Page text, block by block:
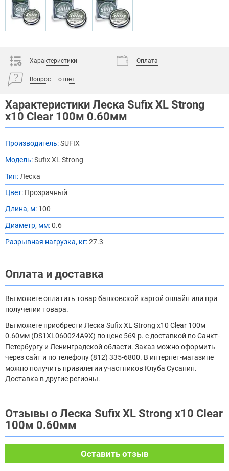
Характеристики Оплата
Вопрос — ответ
Характеристики Леска Sufix XL Strong
x10 Clear 100м 0.60мм
Производитель:SUFIX
Модель:Sufix XL Strong
Тип: Леска
Цвет: Прозрачный
Длина, м: 100
Диаметр, мм:0.6
Разрывная нагрузка, кг:27.3
Оплата и доставка
Вы можете оплатить товар банковской картой онлайн или при
получении товара.
Вы можете приобрести Леска Sufix XL Strong x10 Clear 100м
0.60мм (DS1XL060024A9X) по цене 569 р. с доставкой по Санкт-
Петербургу и Ленинградской области. Заказ можно оформить
через сайт и по телефону (812) 335-6800. В интернет-магазине
можно получить привилегии участников Клуба Сусанин.
Доставка в другие регионы.
Отзывы о Леска Sufix XL Strong x10 Clear
100м 0.60мм
Оставить отзыв